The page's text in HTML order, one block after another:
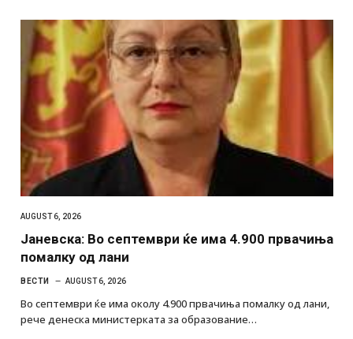
AUGUST 6, 2026
Јаневска: Во септември ќе има 4.900 првачиња
помалку од лани
ВЕСТИ AUGUST 6, 2026
Во септември ќе има околу 4.900 првачиња помалку од лани,
рече денеска министерката за образование…